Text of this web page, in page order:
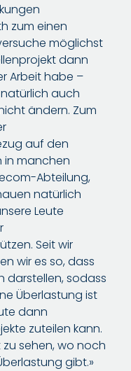
zum einen
möglichst
dann
Arbeit habe –
auch
ändern. Zum
auf den
in manchen
Abteilung,
natürlich
Leute
Seit wir
wir es so, dass
darstellen, sodass
Überlastung ist
dann
zuteilen kann.
sehen, wo noch
gibt.»